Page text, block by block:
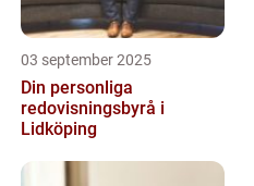
03 september 2025
Din personliga
redovisningsbyrå i
Lidköping